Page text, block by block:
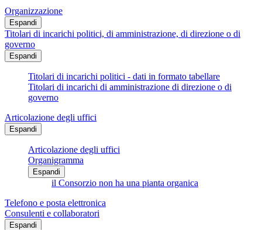
Organizzazione
Espandi
Titolari di incarichi politici, di amministrazione, di direzione o di
governo
Espandi
Titolari di incarichi politici - dati in formato tabellare
Titolari di incarichi di amministrazione di direzione o di
governo
Articolazione degli uffici
Espandi
Articolazione degli uffici
Organigramma
Espandi
il Consorzio non ha una pianta organica
Telefono e posta elettronica
Consulenti e collaboratori
Espandi